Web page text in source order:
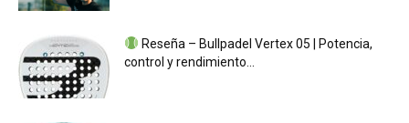
Reseña – Bullpadel Vertex 05 | Potencia,
control y rendimiento...